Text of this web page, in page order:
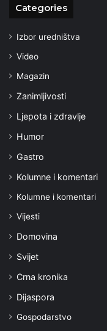
Categories
Izbor uredništva
Video
Magazin
Zanimljivosti
Ljepota i zdravlje
Humor
Gastro
Kolumne i komentari
Kolumne i komentari
Vijesti
Domovina
Svijet
Crna kronika
Dijaspora
Gospodarstvo